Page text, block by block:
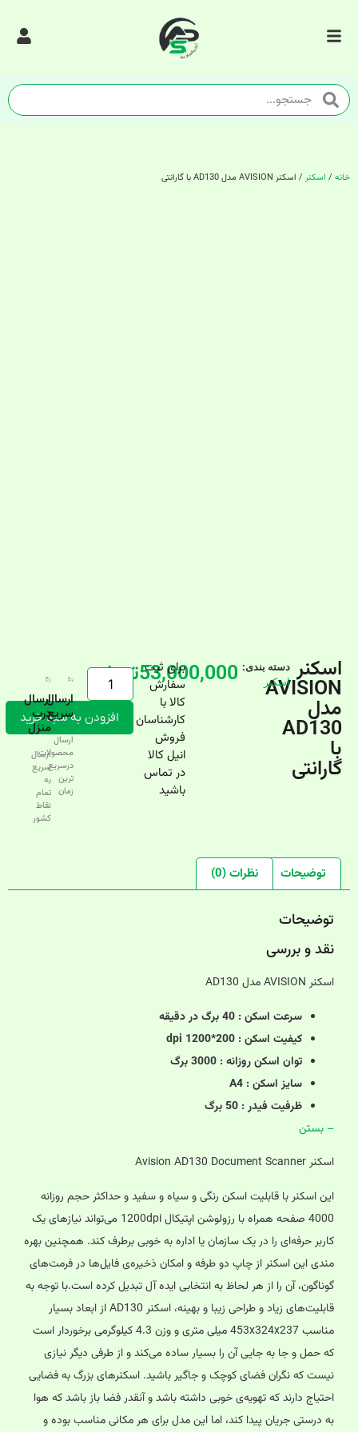
خانه / اسکنر / اسکنر AVISION مدل AD130 با گارانتی
اسکنر
AVISION
مدل
AD130
با
گارانتی
دسته بندی:
اسکنر
53,000,000تومان برای ثبت
سفارش
کالا با
کارشناسان
فروش
انیل کالا
در تماس
باشید
افزودن به سبد خرید
ارسال
سریع
ارسال
محصولات
درسریع‌
ترین
زمان
ارسال
درب
منزل
ارسال
سریع
به
تمام
نقاط
کشور
توضیحات نظرات (0)
توضیحات
نقد و بررسی
اسکنر AVISION مدل AD130
سرعت اسکن : 40 برگ در دقیقه
کیفیت اسکن : 200*1200 dpi
توان اسکن روزانه : 3000 برگ
سایز اسکن : A4
ظرفیت فیدر : 50 برگ
– بستن
اسکنر Avision AD130 Document Scanner
این اسکنر با قابلیت اسکن رنگی و سیاه و سفید و حداکثر حجم روزانه
4000 صفحه همراه با رزولوشن اپتیکال 1200dpi می‌تواند نیازهای یک
کاربر حرفه‌ای را در یک سازمان یا اداره به خوبی برطرف کند. همچنین بهره
مندی این اسکنر از چاپ دو طرفه و امکان ذخیره‌ی فایل‌ها در فرمت‌های
گوناگون، آن را از هر لحاظ به انتخابی ایده آل تبدیل کرده است.با توجه به
قابلیت‌های زیاد و طراحی زیبا و بهینه، اسکنر AD130 از ابعاد بسیار
مناسب 453x324x237 میلی متری و وزن 4.3 کیلوگرمی برخوردار است
که حمل و جا به جایی آن را بسیار ساده می‌کند و از طرفی دیگر نیازی
نیست که نگران فضای کوچک و جاگیر باشید. اسکنر‌های بزرگ به فضایی
احتیاج دارند که تهویه‌ی خوبی داشته باشد و آنقدر فضا باز باشد که هوا
به درستی جریان پیدا کند، اما این مدل برای هر مکانی مناسب بوده و